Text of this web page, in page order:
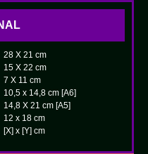
28 X 21 cm
15 X 22 cm
7 X 11 cm
10,5 x 14,8 cm [A6]
14,8 X 21 cm [A5]
12 x 18 cm
[X] x [Y] cm